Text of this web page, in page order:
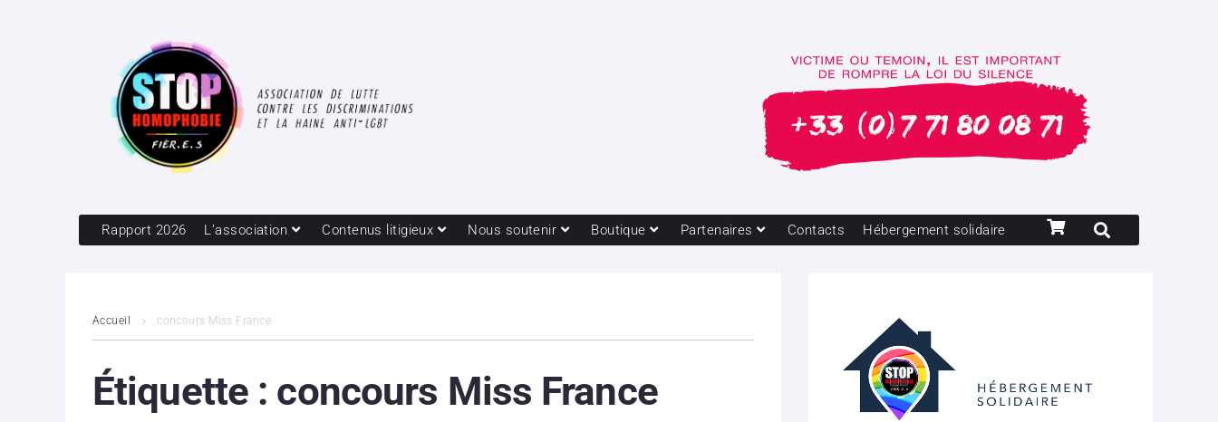
Rapport 2026 L’association Contenus litigieux Nous soutenir Boutique Partenaires Contacts Hébergement solidaire
Accueil concours Miss France
Étiquette : concours Miss France